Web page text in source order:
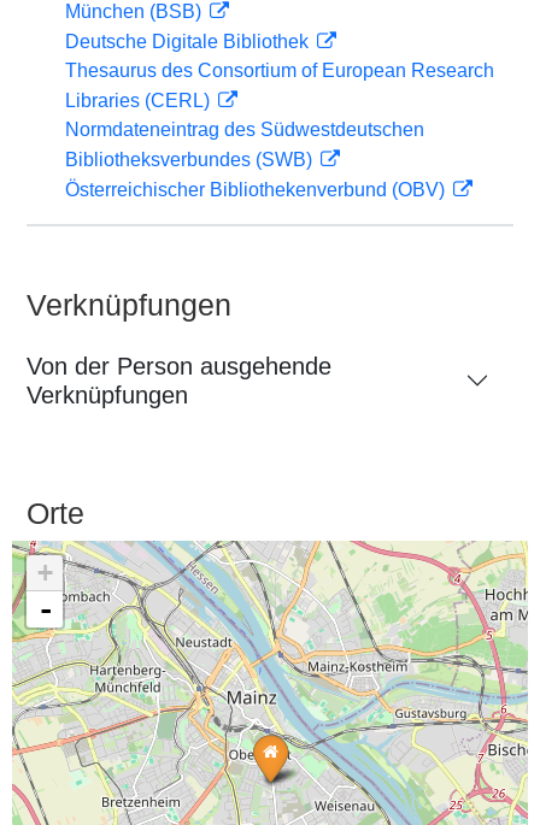
München (BSB)
Deutsche Digitale Bibliothek
Thesaurus des Consortium of European Research
Libraries (CERL)
Normdateneintrag des Südwestdeutschen
Bibliotheksverbundes (SWB)
Österreichischer Bibliothekenverbund (OBV)
Verknüpfungen
Von der Person ausgehende
Verknüpfungen
Orte
+
-